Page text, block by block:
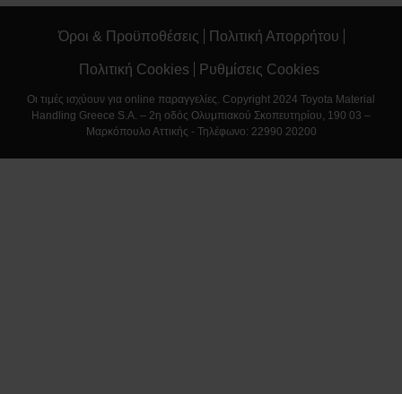
Όροι & Προϋποθέσεις Πολιτική Απορρήτου
Πολιτική Cookies Ρυθμίσεις Cookies
Οι τιμές ισχύουν για online παραγγελίες. Copyright 2024 Toyota Material
Handling Greece S.A. – 2η οδός Ολυμπιακού Σκοπευτηρίου, 190 03 –
Μαρκόπουλο Αττικής - Τηλέφωνο: 22990 20200